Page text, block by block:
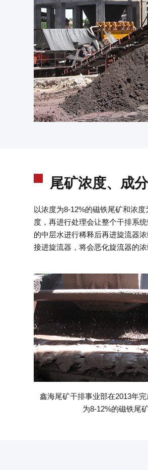
尾矿浓度、成
以浓度为8-12%的磁铁尾矿和浓
度，再进行处理会让整个干排系
的中层水进行稀释后再进旋流器
接进旋流器，将会恶化旋流器的浓
鑫海尾矿干排事业部在2013年
为8-12%的磁铁尾矿